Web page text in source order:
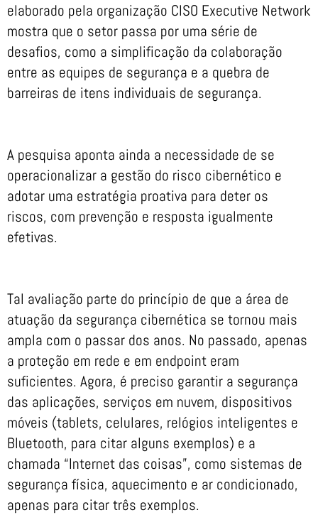
elaborado pela organização CISO Executive Network
mostra que o setor passa por uma série de
desafios, como a simplificação da colaboração
entre as equipes de segurança e a quebra de
barreiras de itens individuais de segurança.
A pesquisa aponta ainda a necessidade de se
operacionalizar a gestão do risco cibernético e
adotar uma estratégia proativa para deter os
riscos, com prevenção e resposta igualmente
efetivas.
Tal avaliação parte do princípio de que a área de
atuação da segurança cibernética se tornou mais
ampla com o passar dos anos. No passado, apenas
a proteção em rede e em endpoint eram
suficientes. Agora, é preciso garantir a segurança
das aplicações, serviços em nuvem, dispositivos
móveis (tablets, celulares, relógios inteligentes e
Bluetooth, para citar alguns exemplos) e a
chamada “Internet das coisas”, como sistemas de
segurança física, aquecimento e ar condicionado,
apenas para citar três exemplos.